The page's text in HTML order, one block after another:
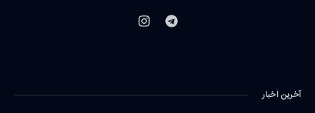
آخرین اخبار